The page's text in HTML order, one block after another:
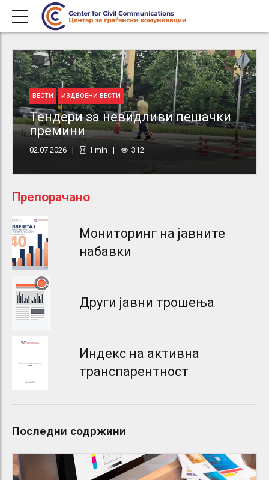
ВЕСТИ ИЗДВОЕНИ ВЕСТИ
Тендери за невидливи пешачки
премини
02.07.2026 1 min 312
Препорачано
Мониторинг на јавните
набавки
Други јавни трошења
Индекс на активна
транспарентност
Последни содржини